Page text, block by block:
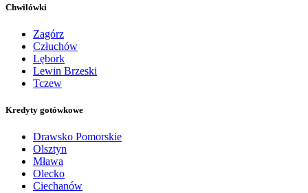
Chwilówki
Zagórz
Człuchów
Lębork
Lewin Brzeski
Tczew
Kredyty gotówkowe
Drawsko Pomorskie
Olsztyn
Mława
Olecko
Ciechanów